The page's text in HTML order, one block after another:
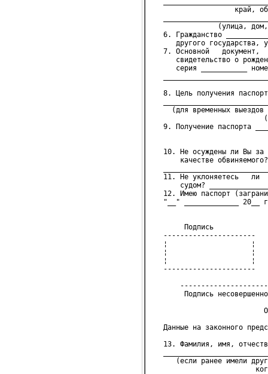
край, область,
(улица, дом,
6. Гражданство
другого государства,
7. Основной   документ,
свидетельство о
серия ___________ номер
8. Цель получения
(для временных выездов
(в какой
9. Получение паспорта
10. Не осуждены ли Вы за
качестве обвиняемого?
11. Не уклоняетесь   ли
судом?
12. Имею паспорт
"__" _____________ 20__ г.
Подпись
----------------------
¦                    ¦
¦                    ¦
¦                    ¦
----------------------
Подпись
ОБОРОТНАЯ
Данные на законного
13. Фамилия, имя, отчество
(если ранее имели
когда меняли